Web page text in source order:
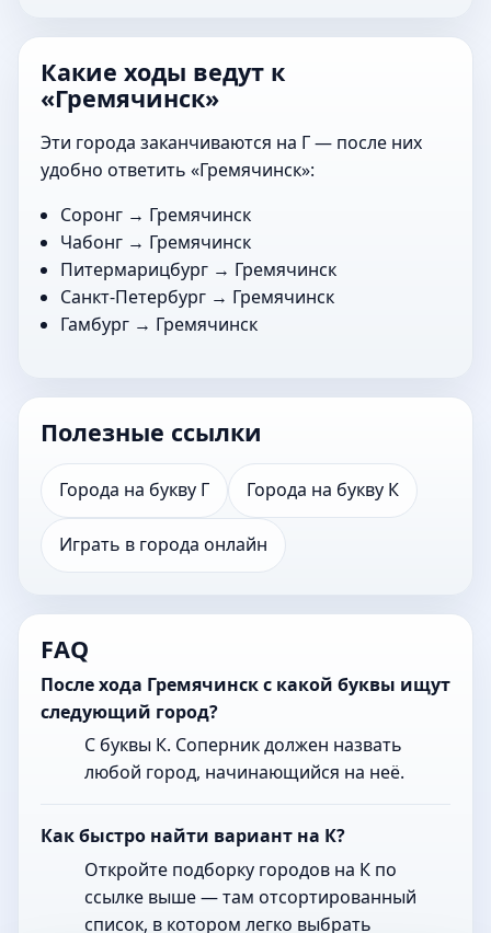
Какие ходы ведут к
«Гремячинск»
Эти города заканчиваются на Г — после них
удобно ответить «Гремячинск»:
Соронг → Гремячинск
Чабонг → Гремячинск
Питермарицбург → Гремячинск
Санкт-Петербург → Гремячинск
Гамбург → Гремячинск
Полезные ссылки
Города на букву Г Города на букву К
Играть в города онлайн
FAQ
После хода Гремячинск с какой буквы ищут
следующий город?
С буквы К. Соперник должен назвать
любой город, начинающийся на неё.
Как быстро найти вариант на К?
Откройте подборку городов на К по
ссылке выше — там отсортированный
список, в котором легко выбрать